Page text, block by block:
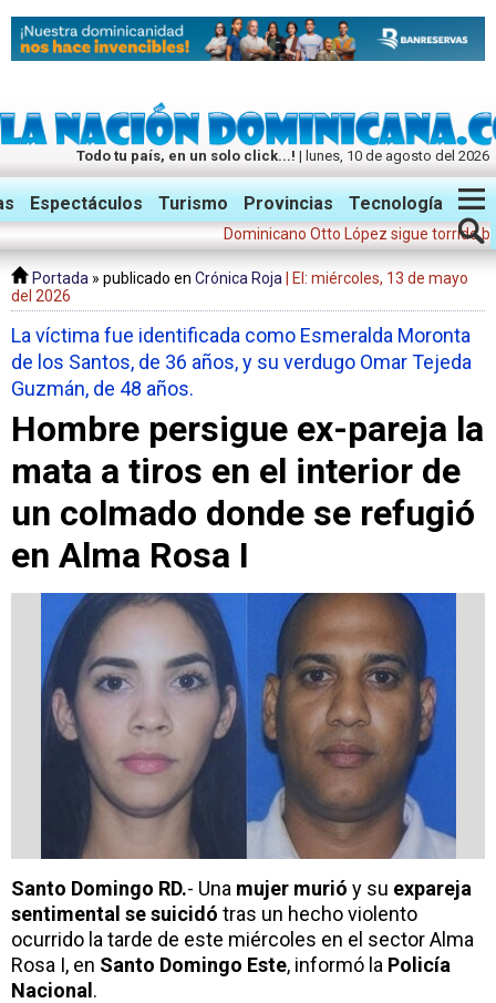
Todo tu país, en un solo click...! | lunes, 10 de agosto del 2026
Twitter Facebook Instagram
Espectáculos Turismo Provincias Tecnología
Dominicano Otto López sigue torrído bateo
Portada » publicado en Crónica Roja
| El: miércoles, 13 de mayo
del 2026
La víctima fue identificada como Esmeralda Moronta
de los Santos, de 36 años, y su verdugo Omar Tejeda
Guzmán, de 48 años.
Hombre persigue ex-pareja la
mata a tiros en el interior de
un colmado donde se refugió
en Alma Rosa I
Santo Domingo RD.- Una mujer murió y su expareja
sentimental se suicidó tras un hecho violento
ocurrido la tarde de este miércoles en el sector Alma
Rosa I, en Santo Domingo Este, informó la Policía
Nacional.